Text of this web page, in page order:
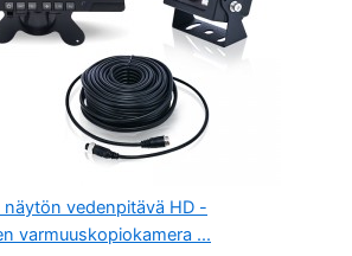
näytön vedenpitävä HD -
varmuuskopiokamera ...